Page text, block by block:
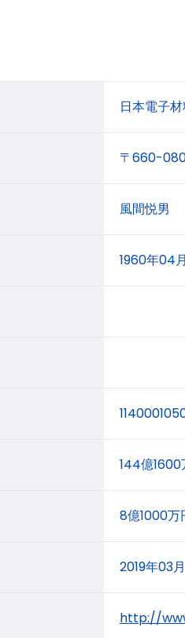
日本電子
〒660-
風間悦男
1960年04月
144億1600
8億1000万
2019年03月
http://